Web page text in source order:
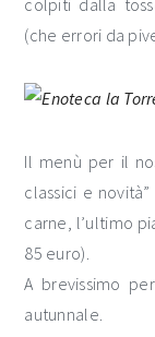
colpiti dalla
(che errori da
Il menù per il
classici e
carne, l’ultimo
85 euro).
A brevissimo
autunnale.